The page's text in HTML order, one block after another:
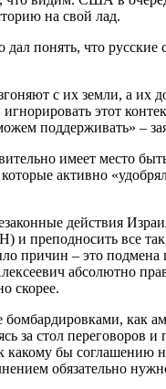
на свой лад.
дал понять, что русские
с их земли, а их
этот
поддерживать» –
имеет место
активно
действия
и преподносить все
причин – это подмена
абсолютно
скорее.
бомбардировками, как
за стол переговоров и
какому бы соглашению
обязательно